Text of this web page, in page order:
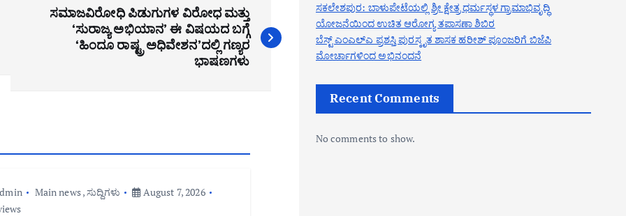
ಸಮಾಜವಿರೋಧಿ ಪಿಡುಗುಗಳ ವಿರೋಧ ಮತ್ತು
‘ಸುರಾಜ್ಯ ಅಭಿಯಾನ’ ಈ ವಿಷಯದ ಬಗ್ಗೆ
‘ಹಿಂದೂ ರಾಷ್ಟ್ರ ಅಧಿವೇಶನ’ದಲ್ಲಿ ಗಣ್ಯರ
ಭಾಷಣಗಳು
Main news,ಸುದ್ದಿಗಳು
August 7, 2026
ಸಕಲೇಶಪುರ: ಬಾಳುಪೇಟೆಯಲ್ಲಿ ಶ್ರೀ ಕ್ಷೇತ್ರ ಧರ್ಮಸ್ಥಳ ಗ್ರಾಮಾಭಿವೃದ್ಧಿ
ಯೋಜನೆಯಿಂದ ಉಚಿತ ಆರೋಗ್ಯ ತಪಾಸಣಾ ಶಿಬಿರ
ಬೆಸ್ಟ್ ಎಂಎಲ್ಎ ಪ್ರಶಸ್ತಿ ಪುರಸ್ಕೃತ ಶಾಸಕ ಹರೀಶ್ ಪೂಂಜರಿಗೆ ಬಿಜೆಪಿ
ಮೋರ್ಚಾಗಳಿಂದ ಅಭಿನಂದನೆ
Recent Comments
No comments to show.